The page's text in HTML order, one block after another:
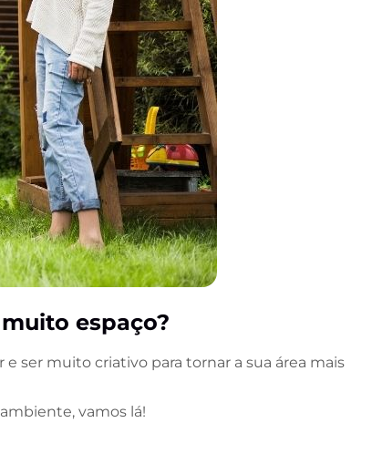
espaço?
ser muito criativo para tornar a sua área mais
vamos lá!